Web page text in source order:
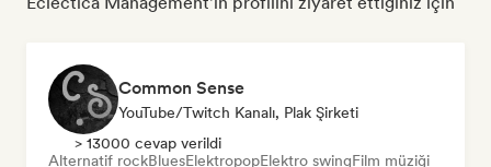
Common Sense
YouTube/Twitch Kanalı, Plak Şirketi
> 13000 cevap verildi
Alternatif rockBluesElektropopElektro swingFilm müziği